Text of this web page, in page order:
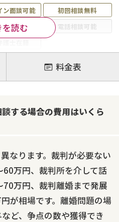
ン面談可能
初回相談無料
電話可能
電話相談可能
調停
離婚裁判
離婚
養育費問題
読む
料金表
する場合の費用はいくら
なります。裁判が必要ない
万円、裁判所を介して話
70万円、裁判離婚まで発展
が相場です。離婚問題の場
ど、争点の数や獲得でき